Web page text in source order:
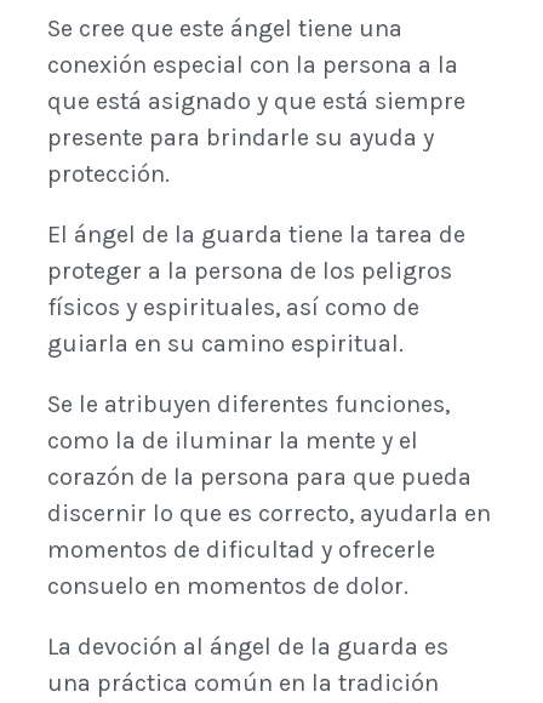
Se cree que este ángel tiene una
conexión especial con la persona a la
que está asignado y que está siempre
presente para brindarle su ayuda y
protección.
El ángel de la guarda tiene la tarea de
proteger a la persona de los peligros
físicos y espirituales, así como de
guiarla en su camino espiritual.
Se le atribuyen diferentes funciones,
como la de iluminar la mente y el
corazón de la persona para que pueda
discernir lo que es correcto, ayudarla en
momentos de dificultad y ofrecerle
consuelo en momentos de dolor.
La devoción al ángel de la guarda es
una práctica común en la tradición